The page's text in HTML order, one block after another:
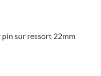
sur ressort 22mm